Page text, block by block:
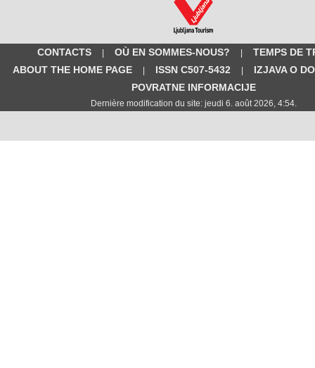
CONTACTS | OÙ EN SOMMES-NOUS? |
TEMPS DE
ABOUT THE HOME PAGE
| ISSN C507-5432 |
IZJAVA O
POVRATNE INFORMACIJE
Dernière modification du site: jeudi 6. août 2026, 4:54.